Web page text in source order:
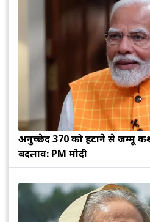
अनुच्छेद 370 को हटाने से जम्मू
बदलाव: PM मोदी